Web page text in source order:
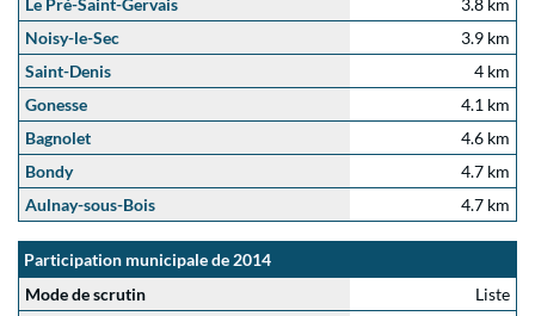
Le Pré-Saint-Gervais
3.8 km
Noisy-le-Sec
3.9 km
Saint-Denis
4 km
Gonesse
4.1 km
Bagnolet
4.6 km
Bondy
4.7 km
Aulnay-sous-Bois
4.7 km
Participation municipale de 2014
Mode de scrutin
Liste